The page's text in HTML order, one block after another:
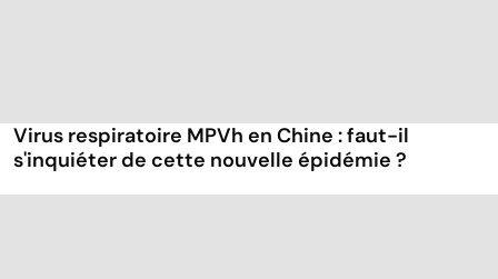
Virus respiratoire MPVh en Chine : faut-il
s'inquiéter de cette nouvelle épidémie ?